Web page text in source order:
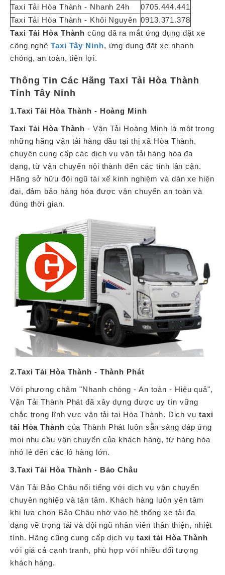
Taxi Tải Hòa Thành - Nhanh 24h
0705.444.441
Taxi Tải Hòa Thành - Khôi Nguyên 0913.371.378
Taxi Tải Hòa Thànhcũng đã ra mắt ứng dụng đặt xe
công nghệTaxi Tây Ninh, ứng dụng đặt xe nhanh
chóng, an toàn, tiện lợi.
Thông Tin Các Hãng Taxi Tải Hòa Thành
Tỉnh Tây Ninh
1.Taxi Tải Hòa Thành - Hoàng Minh
Taxi Tải Hòa Thành- Vận Tải Hoàng Minh là một trong
những hãng vận tải hàng đầu tại thị xã Hòa Thành,
chuyên cung cấp các dịch vụ vận tải hàng hóa đa
dạng, từ vận chuyển nội thành đến các tỉnh lân cận.
Hãng sở hữu đội ngũ tài xế kinh nghiệm và dàn xe hiện
đại, đảm bảo hàng hóa được vận chuyển an toàn và
đúng thời gian.
2.Taxi Tải Hòa Thành - Thành Phát
Với phương châm "Nhanh chóng - An toàn - Hiệu quả",
Vận Tải Thành Phát đã xây dựng được uy tín vững
chắc trong lĩnh vực vận tải tại Hòa Thành. Dịch vụ taxi
tải Hòa Thành của Thành Phát luôn sẵn sàng đáp ứng
mọi nhu cầu vận chuyển của khách hàng, từ hàng hóa
nhỏ lẻ đến các lô hàng lớn.
3.Taxi Tải Hòa Thành - Bảo Châu
Vận Tải Bảo Châu nổi tiếng với dịch vụ vận chuyển
chuyên nghiệp và tận tâm. Khách hàng luôn yên tâm
khi lựa chọn Bảo Châu nhờ vào hệ thống xe tải đa
dạng về trọng tải và đội ngũ nhân viên thân thiện, nhiệt
tình. Hãng cũng cung cấp dịch vụ taxi tải Hòa Thành
với giá cả cạnh tranh, phù hợp với nhiều đối tượng
khách hàng.